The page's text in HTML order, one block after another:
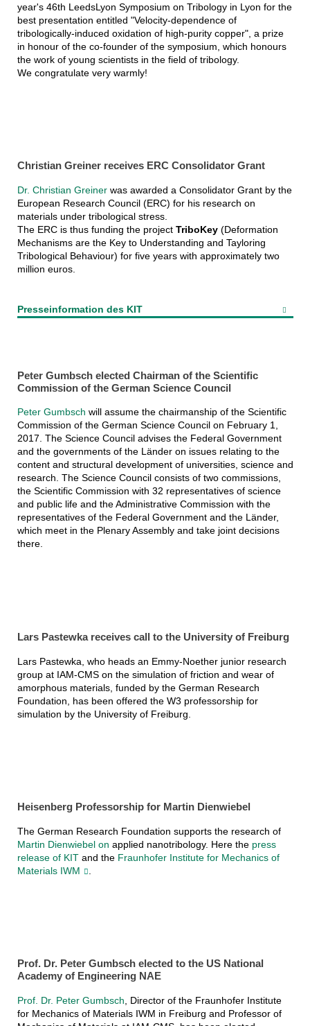
year's 46th LeedsLyon Symposium on Tribology in Lyon for the
best presentation entitled "Velocity-dependence of
tribologically-induced oxidation of high-purity copper", a prize
in honour of the co-founder of the symposium, which honours
the work of young scientists in the field of tribology.
We congratulate very warmly!
Christian Greiner receives ERC Consolidator Grant
Dr. Christian Greinerwas awarded a Consolidator Grant by the
European Research Council (ERC) for his research on
materials under tribological stress.
The ERC is thus funding the project TriboKey(Deformation
Mechanisms are the Key to Understanding and Tayloring
Tribological Behaviour) for five years with approximately two
million euros.
Presseinformation des KIT
Peter Gumbsch elected Chairman of the Scientific
Commission of the German Science Council
Peter Gumbsch will assume the chairmanship of the Scientific
Commission of the German Science Council on February 1,
2017. The Science Council advises the Federal Government
and the governments of the Länder on issues relating to the
content and structural development of universities, science and
research. The Science Council consists of two commissions,
the Scientific Commission with 32 representatives of science
and public life and the Administrative Commission with the
representatives of the Federal Government and the Länder,
which meet in the Plenary Assembly and take joint decisions
there.
Lars Pastewka receives call to the University of Freiburg
Lars Pastewka, who heads an Emmy-Noether junior research
group at IAM-CMS on the simulation of friction and wear of
amorphous materials, funded by the German Research
Foundation, has been offered the W3 professorship for
simulation by the University of Freiburg.
Heisenberg Professorship for Martin Dienwiebel
The German Research Foundation supports the research of
Martin Dienwiebel on applied nanotribology. Here the press
release of KIT and the Fraunhofer Institute for Mechanics of
Materials IWM
Prof. Dr. Peter Gumbsch elected to the US National
Academy of Engineering NAE
Prof. Dr. Peter Gumbsch, Director of the Fraunhofer Institute
for Mechanics of Materials IWM in Freiburg and Professor of